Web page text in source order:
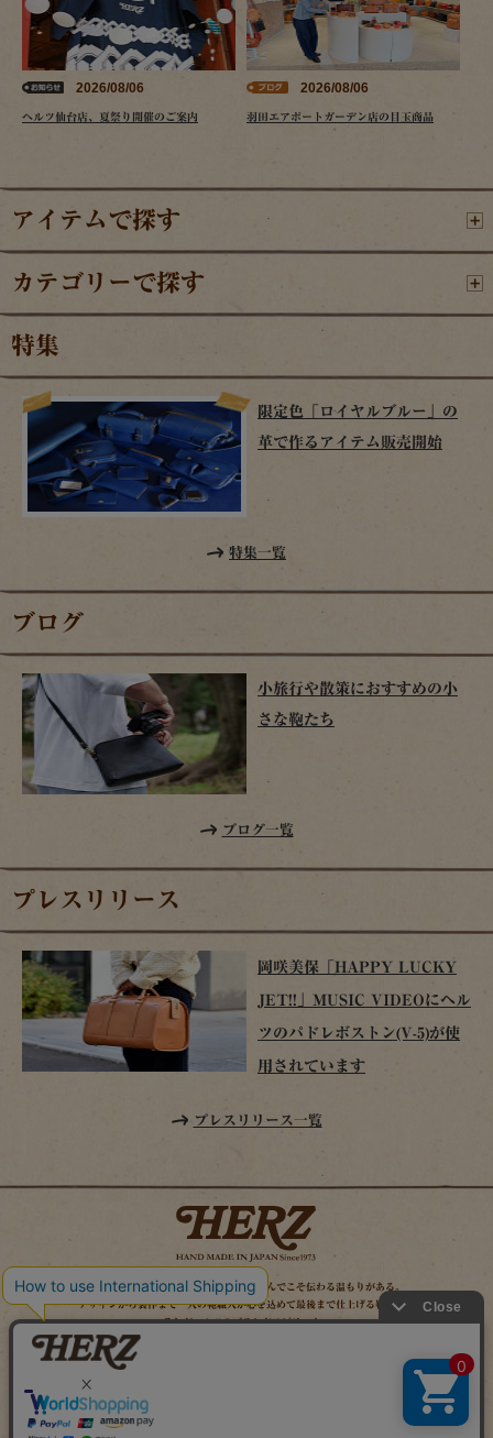
2026/08/06
ヘルツ仙台店、夏祭り開催のご案内
2026/08/06
羽田エアポートガーデン店の目玉商品
アイテムで探す
カテゴリーで探す
特集
限定色「ロイヤルブルー」の
革で作るアイテム販売開始
特集一覧
ブログ
小旅行や散策におすすめの小
さな鞄たち
ブログ一覧
プレスリリース
岡咲美保「HAPPY LUCKY
JET!!」MUSIC VIDEOにヘル
ツのパドレボストン(V-5)が使
用されています
プレスリリース一覧
時を経てこそ解る味わいがある。使い込んでこそ伝わる温もりがある。
デザインから製作まで一人の鞄職人が心を込めて最後まで仕上げる鞄作り。
それがヘルツのブランドスピリット。
MAIL MAGAZINE
X（旧TWITTER）